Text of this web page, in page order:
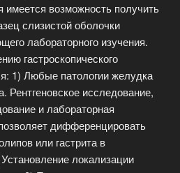
имеется возможность получить
слизистой оболочки
лабораторного изучения.
гастроскопического
1) Любые патологии желудка
Рентгеновское исследование,
и лабораторная
дифференцировать
или гастрита в
локализации